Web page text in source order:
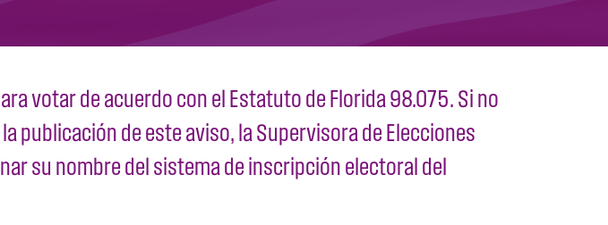
votar de acuerdo con el Estatuto de Florida 98.075. Si no
publicación de este aviso, la Supervisora de Elecciones
su nombre del sistema de inscripción electoral del